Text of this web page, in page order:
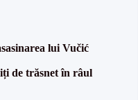
lui Vučić
de trăsnet în râul